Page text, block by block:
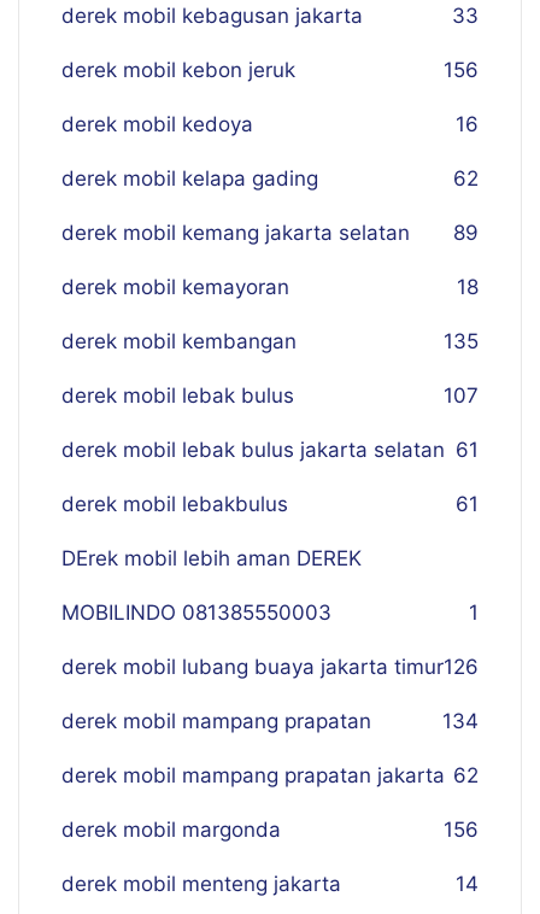
derek mobil kebagusan jakarta 33
derek mobil kebon jeruk 156
derek mobil kedoya 16
derek mobil kelapa gading 62
derek mobil kemang jakarta selatan 89
derek mobil kemayoran 18
derek mobil kembangan 135
derek mobil lebak bulus 107
derek mobil lebak bulus jakarta selatan 61
derek mobil lebakbulus 61
DErek mobil lebih aman DEREK
MOBILINDO 081385550003 1
derek mobil lubang buaya jakarta timur126
derek mobil mampang prapatan 134
derek mobil mampang prapatan jakarta 62
derek mobil margonda 156
derek mobil menteng jakarta 14